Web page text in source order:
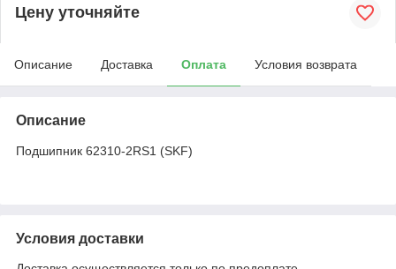
Цену уточняйте
Описание Доставка Оплата Условия возврата
Описание
Подшипник 62310-2RS1 (SKF)
Условия доставки